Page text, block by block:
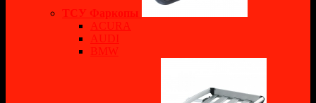
ТСУ Фаркопы
ACURA
AUDI
BMW